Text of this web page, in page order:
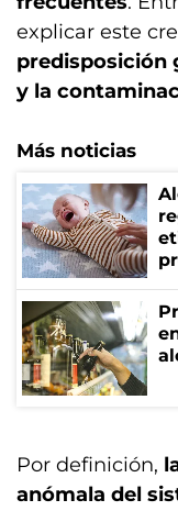
explicar este
predisposición
y la
Más noticias
Por definición,
anómala del